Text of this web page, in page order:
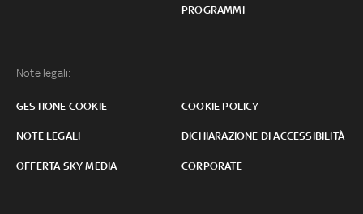
PROGRAMMI
Note legali:
GESTIONE COOKIE COOKIE POLICY
NOTE LEGALI DICHIARAZIONE DI ACCESSIBILITÀ
OFFERTA SKY MEDIA CORPORATE